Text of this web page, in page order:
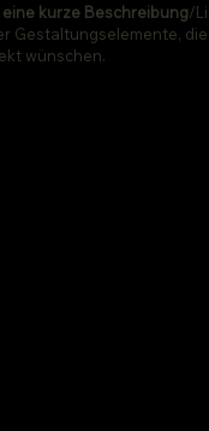
eine kurze Beschreibung/
Gestaltungselemente,
wünschen.